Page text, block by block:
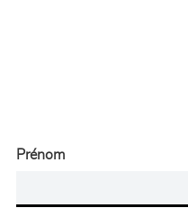
Prénom